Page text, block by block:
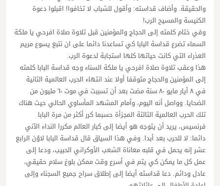
والحقيقة. وأضاف قداسته: وأقول للشباب لا تخافوا! اقبلوا دعوة
الكنيسة والمسيح الرب!
وفي ختام كلمته إلى الحجاج والمؤمنين قبل تلاوة صلاة افرحي يا ملكة
السماء تضرع قداسة البابا كي تساعدنا دائما على ان نتبع يسوع مريم
العذراء التي كانت حياتها كلها استجابة لدعوة الرب.
هذا وعقب تلاوة صلاة افرحي يا ملكة السناء وجه قداسة البابا كلمته
إلى المؤمنين والحجاج متوقفا أولا عند انتهاء الحرب العالمية الثانية
في ٨ أيار مايو ٨٠ سنة مضت بعد أن تسببت في موت ٦٠ مليون من
الضحايا. وواصل أنه اليوم، وأمام المشهد المأساوي الحالي حيث هناك
تلك الحرب العالمية الثالثة المجزأة حسبما كرر أكثر من مرة البابا
فرنسيس، يريد أن يتوجه هو أيضا إلى كبار العالم مكررا النداء الآني
دائما: لا للحرب بعد أبدا. وفي هذا السياق قال قداسة البابا لاوُن الرابع
عشر إنه يحمل في قلبه معاناة الشعب الأوكراني الحبيب، ودعا إلى
عمل كل ما يمكن كي يتم في أسرع وقت ممكن بلوغ سلام حقيقي،
عادل ودائم. دعا قداسته أيضا إلى إطلاق سراح جميع السجناء وإلى